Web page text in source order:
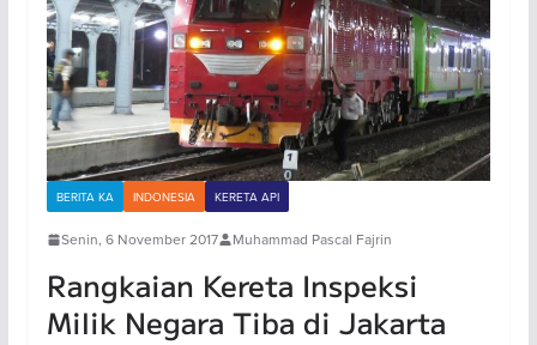
BERITA KA INDONESIA KERETA API
Senin, 6 November 2017 Muhammad Pascal Fajrin
Rangkaian Kereta Inspeksi
Milik Negara Tiba di Jakarta